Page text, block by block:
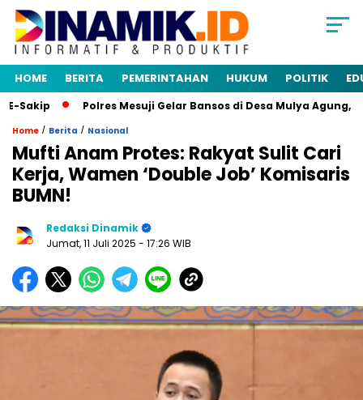
HOME BERITA PEMERINTAHAN HUKUM POLITIK
Polres Mesuji Gelar Bansos di Desa Mulya Agung,
Home / Berita / Nasional
Mufti Anam Protes: Rakyat Sulit Cari
Kerja, Wamen ‘Double Job’ Komisaris
BUMN!
Redaksi Dinamik
Jumat, 11 Juli 2025 - 17:26 WIB